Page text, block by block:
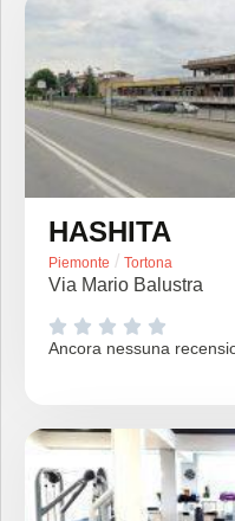
HASHITA
Piemonte / Tortona
Via Mario Balustra
    
Ancora nessuna